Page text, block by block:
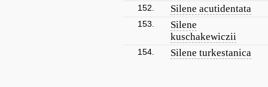
152. Silene acutidentata
153.
Silene
kuschakewiczii
154. Silene turkestanica